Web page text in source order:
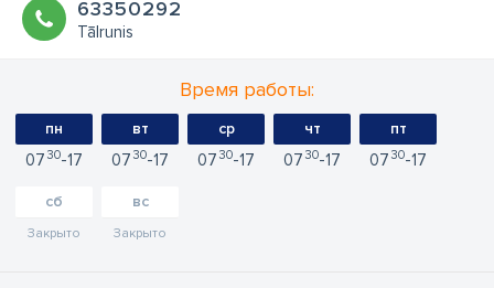
63350292
Tālrunis
Время работы:
пн
07 30 17
вт
07 30 17
ср
07 30 17
чт
07 30 17
пт
07 30 17
сб
Закрыто
вс
Закрыто